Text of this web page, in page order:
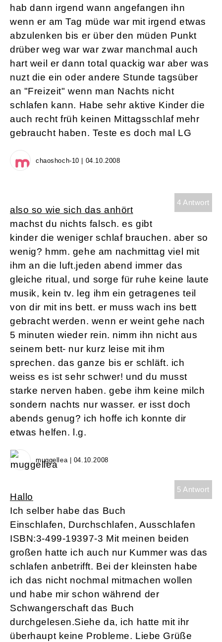
hab dann irgend wann angefangen ihn
wenn er am Tag müde war mit irgend etwas
abzulenken bis er über den müden Punkt
drüber weg war war zwar manchmal auch
hart weil er dann total quackig war aber was
nuzt die ein oder andere Stunde tagsüber
an "Freizeit" wenn man Nachts nicht
schlafen kann. Habe sehr aktive Kinder die
auch recht früh keinen Mittagsschlaf mehr
gebraucht haben. Teste es doch mal LG
chaoshoch-10 | 04.10.2008
4 Antwort
also so wie sich das anhört
machst du nichts falsch. es gibt
kinder die weniger schlaf brauchen. aber so
wenig? hmm. gehe am nachmittag viel mit
ihm an die luft.jeden abend immer das
gleiche ritual, und sorge für ruhe keine laute
musik, kein tv. leg ihm ein getragenes teil
von dir mit ins bett. er muss wach ins bett
gebracht werden. wenn er weint gehe nach
5 minuten wieder rein. nimm ihn nicht aus
seinem bett- nur kurz leise mit ihm
sprechen. das ganze bis er schläft. ich
weiss es ist sehr schwer! und du musst
starke nerven haben. gebe ihm keine milch
sondern nachts nur wasser. er isst doch
abends genug? ich hoffe ich konnte dir
etwas helfen. l.g.
muggellea | 04.10.2008
5 Antwort
Hallo
Ich selber habe das Buch
Einschlafen, Durchschlafen, Ausschlafen
ISBN:3-499-19397-3 Mit meinen beiden
großen hatte ich auch nur Kummer was das
schlafen anbetrifft. Bei der kleinsten habe
ich das nicht nochmal mitmachen wollen
und habe mir schon während der
Schwangerschaft das Buch
durchgelesen.Siehe da, ich hatte mit ihr
überhaupt keine Probleme. Liebe Grüße